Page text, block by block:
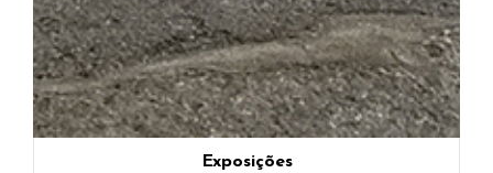
Exposições